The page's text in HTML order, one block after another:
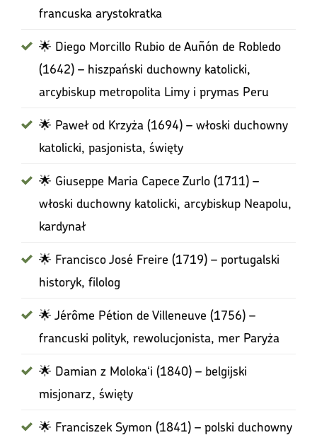
francuska arystokratka
🌟 Diego Morcillo Rubio de Auñón de Robledo
(1642) – hiszpański duchowny katolicki,
arcybiskup metropolita Limy i prymas Peru
🌟 Paweł od Krzyża (1694) – włoski duchowny
katolicki, pasjonista, święty
🌟 Giuseppe Maria Capece Zurlo (1711) –
włoski duchowny katolicki, arcybiskup Neapolu,
kardynał
🌟 Francisco José Freire (1719) – portugalski
historyk, filolog
🌟 Jérôme Pétion de Villeneuve (1756) –
francuski polityk, rewolucjonista, mer Paryża
🌟 Damian z Molokaʻi (1840) – belgijski
misjonarz, święty
🌟 Franciszek Symon (1841) – polski duchowny